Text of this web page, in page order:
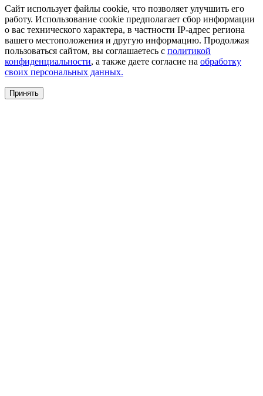
Сайт использует файлы cookie, что позволяет улучшить его
работу. Использование cookie предполагает сбор информации
о вас технического характера, в частности IP-адрес региона
вашего местоположения и другую информацию. Продолжая
пользоваться сайтом, вы соглашаетесь с политикой
конфиденциальности, а также даете согласие на обработку
своих персональных данных.
Принять